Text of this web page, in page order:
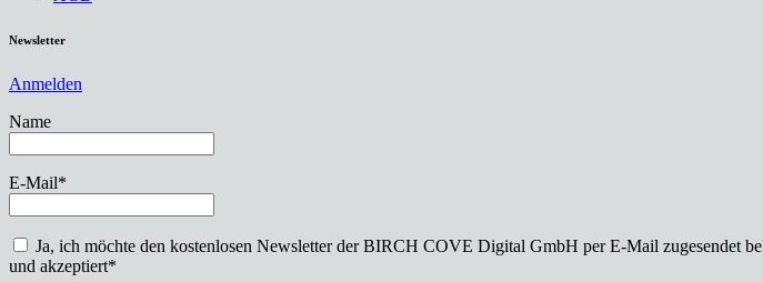
Newsletter
Anmelden
Name
E-Mail*
Ja, ich möchte den kostenlosen Newsletter der BIRCH COVE Digital GmbH per E-Mail zugesendet
und akzeptiert*